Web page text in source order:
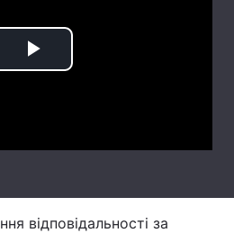
Play
відповідальності за